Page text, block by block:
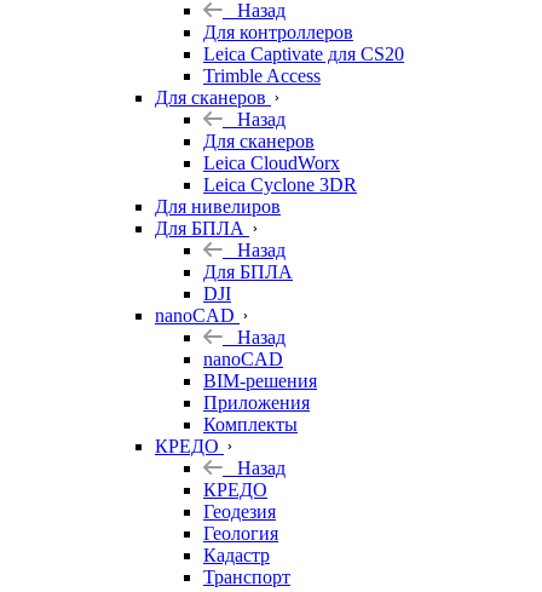
Назад
Для контроллеров
Leica Captivate для CS20
Trimble Access
Для сканеров
Назад
Для сканеров
Leica CloudWorx
Leica Cyclone 3DR
Для нивелиров
Для БПЛА
Назад
Для БПЛА
DJI
nanoCAD
Назад
nanoCAD
BIM-решения
Приложения
Комплекты
КРЕДО
Назад
КРЕДО
Геодезия
Геология
Кадастр
Транспорт